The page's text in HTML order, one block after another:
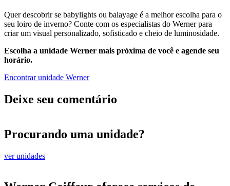
Quer descobrir se babylights ou balayage é a melhor escolha para o
seu loiro de inverno? Conte com os especialistas do Werner para
criar um visual personalizado, sofisticado e cheio de luminosidade.
Escolha a unidade Werner mais próxima de você e agende seu
horário.
Encontrar unidade Werner
Deixe seu comentário
Procurando uma unidade?
ver unidades